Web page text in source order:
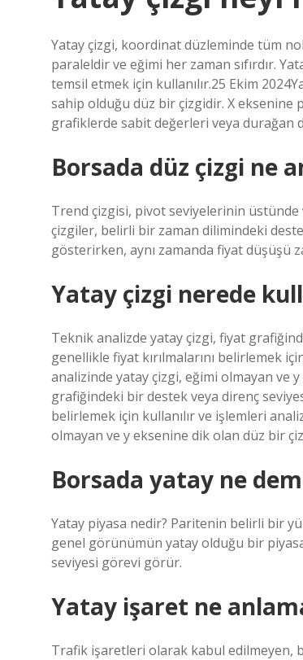
Yatay çizgi, koordinat düzleminde tüm
paraleldir ve eğimi her zaman sıfırdır.
temsil etmek için kullanılır.25 Ekim
sahip olduğu düz bir çizgidir. X eksenine
grafiklerde sabit değerleri veya durağan
Borsada düz çizgi ne
Trend çizgisi, pivot seviyelerinin
çizgiler, belirli bir zaman dilimindeki
gösterirken, aynı zamanda fiyat düşüşü
Yatay çizgi nerede
Teknik analizde yatay çizgi, fiyat
genellikle fiyat kırılmalarını belirlemek
analizinde yatay çizgi, eğimi olmayan ve
grafiğindeki bir destek veya direnç
belirlemek için kullanılır ve işlemleri
olmayan ve y eksenine dik olan düz bir
Borsada yatay ne
Yatay piyasa nedir? Paritenin belirli bir
genel görünümün yatay olduğu bir
seviyesi görevi görür.
Yatay işaret ne
Trafik işaretleri olarak kabul edilmeyen,